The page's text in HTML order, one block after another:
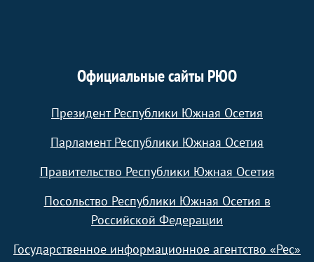
Официальные сайты РЮО
Президент Республики Южная Осетия
Парламент Республики Южная Осетия
Правительство Республики Южная Осетия
Посольство Республики Южная Осетия в
Российской Федерации
Государственное информационное агентство «Рес»